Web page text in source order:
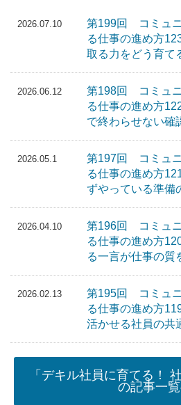
2026.07.10
第199回 コミュ
る仕事の進め方
取る力をどう育て
2026.06.12
第198回 コミュ
る仕事の進め方
で終わらせない確
2026.05.1
第197回 コミュ
る仕事の進め方
ずやっている準備
2026.04.10
第196回 コミュ
る仕事の進め方
る一言が仕事の質
2026.02.13
第195回 コミュ
る仕事の進め方
活かせる社員の共
「デキル社員に育てる！
の記事一